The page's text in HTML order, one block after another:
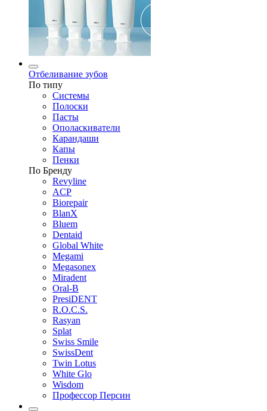
Отбеливание зубов
По типу
Системы
Полоски
Пасты
Ополаскиватели
Карандаши
Капы
Пенки
По Бренду
Revyline
ACP
Biorepair
BlanX
Bluem
Dentaid
Global White
Megami
Megasonex
Miradent
Oral-B
PresiDENT
R.O.C.S.
Rasyan
Splat
Swiss Smile
SwissDent
Twin Lotus
White Glo
Wisdom
Профессор Персин